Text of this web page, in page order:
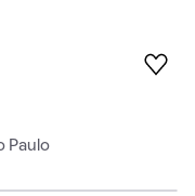
Paulo